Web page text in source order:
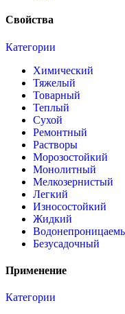
Свойства
Категории
Химический
Тяжелый
Товарный
Теплый
Сухой
Ремонтный
Растворы
Морозостойкий
Монолитный
Мелкозернистый
Легкий
Износостойкий
Жидкий
Безусадочный
Применение
Категории